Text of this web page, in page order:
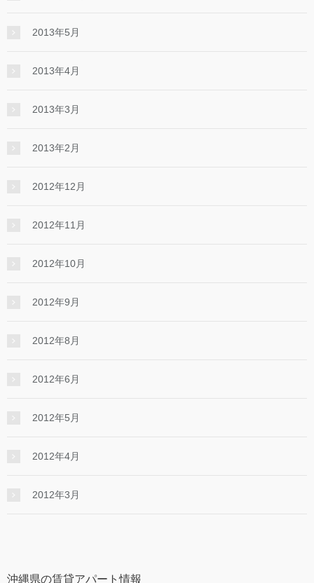
2013年5月
2013年4月
2013年3月
2013年2月
2012年12月
2012年11月
2012年10月
2012年9月
2012年8月
2012年6月
2012年5月
2012年4月
2012年3月
沖縄県の賃貸アパート情報